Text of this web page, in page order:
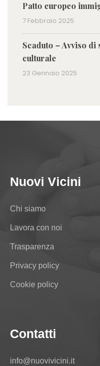
Patto europeo
7 Febbraio 2025
Scaduto – Avviso
culturale
23 Gennaio 2025
Nuovi Vicini
Chi siamo
Lavora con noi
Trasparenza
Privacy policy
Cookie policy
Contatti
info@nuovivicini.it